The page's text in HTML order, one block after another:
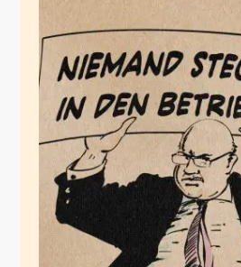
Altmaiers
April 19,